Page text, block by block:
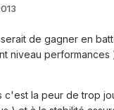
de gagner en
niveau performances
c'est la peur de trop